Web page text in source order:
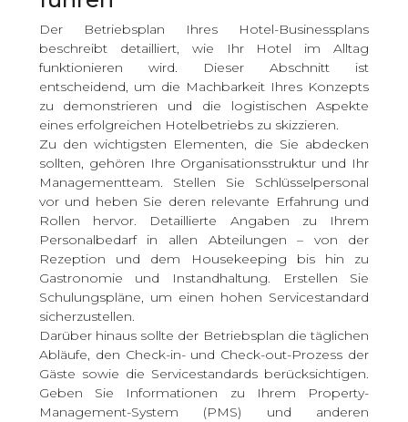
Der Betriebsplan Ihres Hotel-Businessplans
beschreibt detailliert, wie Ihr Hotel im Alltag
funktionieren wird. Dieser Abschnitt ist
entscheidend, um die Machbarkeit Ihres Konzepts
zu demonstrieren und die logistischen Aspekte
eines erfolgreichen Hotelbetriebs zu skizzieren.
Zu den wichtigsten Elementen, die Sie abdecken
sollten, gehören Ihre Organisationsstruktur und Ihr
Managementteam. Stellen Sie Schlüsselpersonal
vor und heben Sie deren relevante Erfahrung und
Rollen hervor. Detaillierte Angaben zu Ihrem
Personalbedarf in allen Abteilungen – von der
Rezeption und dem Housekeeping bis hin zu
Gastronomie und Instandhaltung. Erstellen Sie
Schulungspläne, um einen hohen Servicestandard
sicherzustellen.
Darüber hinaus sollte der Betriebsplan die täglichen
Abläufe, den Check-in- und Check-out-Prozess der
Gäste sowie die Servicestandards berücksichtigen.
Geben Sie Informationen zu Ihrem Property-
Management-System (PMS) und anderen